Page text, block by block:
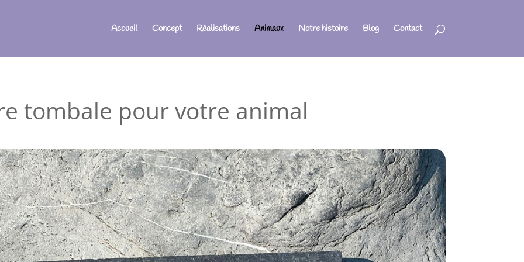
Accueil Concept Réalisations Animaux Notre histoire Blog Contact
tombale pour votre animal